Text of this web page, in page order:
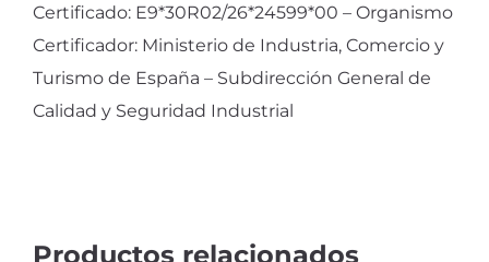
Certificado: E9*30R02/26*24599*00 – Organismo
Certificador: Ministerio de Industria, Comercio y
Turismo de España – Subdirección General de
Calidad y Seguridad Industrial